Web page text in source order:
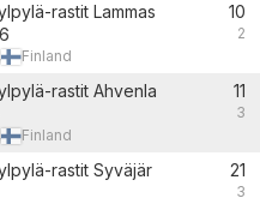
rastit Lammas
Finland
10
2
rastit Ahvenla
Finland
11
3
rastit Syväjär
21
3